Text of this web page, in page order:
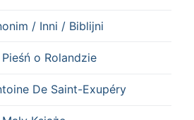
/ Inni / Biblijni
Pieśń o Rolandzie
De Saint-Exupéry